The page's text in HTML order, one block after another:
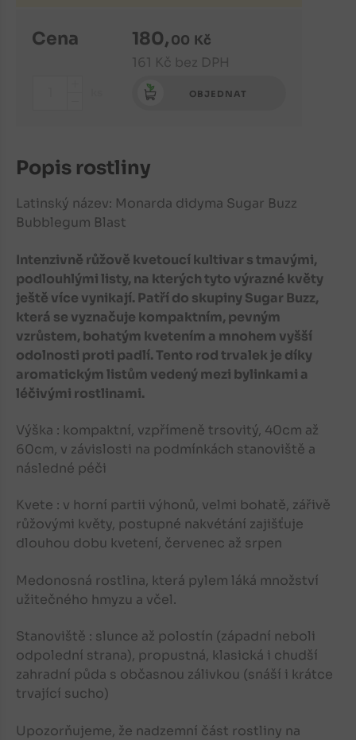
Cena 180,00 Kč
161 Kč bez DPH
OBJEDNAT
Popis rostliny
Latinský název: Monarda didyma Sugar Buzz
Bubblegum Blast
Intenzivně růžově kvetoucí kultivar s tmavými,
podlouhlými listy, na kterých tyto výrazné květy
ještě více vynikají. Patří do skupiny Sugar Buzz,
která se vyznačuje kompaktním, pevným
vzrůstem, bohatým kvetením a mnohem vyšší
odolnosti proti padlí. Tento rod trvalek je díky
aromatickým listům vedený mezi bylinkami a
léčivými rostlinami.
Výška : kompaktní, vzpřímeně trsovitý, 40cm až
60cm, v závislosti na podmínkách stanoviště a
následné péči
Kvete : v horní partii výhonů, velmi bohatě, zářivě
růžovými květy, postupné nakvétání zajišťuje
dlouhou dobu kvetení, červenec až srpen
Medonosná rostlina, která pylem láká množství
užitečného hmyzu a včel.
Stanoviště : slunce až polostín (západní neboli
odpolední strana), propustná, klasická i chudší
zahradní půda s občasnou zálivkou (snáší i krátce
trvající sucho)
Upozorňujeme, že nadzemní část rostliny na